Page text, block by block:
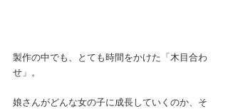
製作の中でも、とても時間をかけた「木目合わ
せ」。
娘さんがどんな女の子に成長していくのか、そ